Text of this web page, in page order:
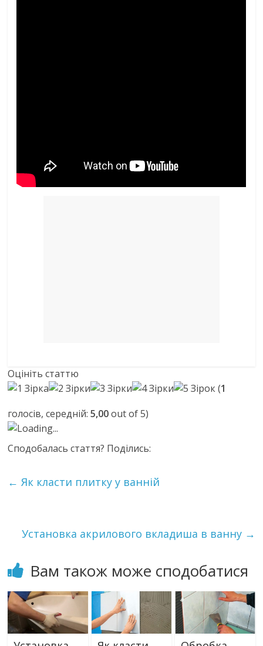
Оцініть статтю
(1
голосів, середній:5,00out of 5)
Loading...
Сподобалась стаття? Поділись:
← Як класти плитку у ванній
Установка акрилового вкладиша в ванну →
Вам також може сподобатися